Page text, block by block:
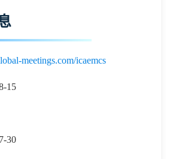
meetings.com/icaemcs
15
30